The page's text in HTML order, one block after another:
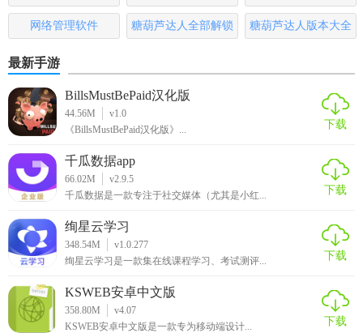
大全
排行榜
网络管理软件
糖葫芦达人全部解锁
糖葫芦达人版本大全
最新手游
BillsMustBePaid汉化版
44.56M
v1.0
《BillsMustBePaid汉化版》...
下载
千瓜数据app
66.02M
v2.9.5
千瓜数据是一款专注于社交媒体（尤其是小红...
下载
绚星云学习
348.54M
v1.0.277
绚星云学习是一款集在线课程学习、考试测评...
下载
KSWEB安卓中文版
358.80M
v4.07
KSWEB安卓中文版是一款专为移动端设计...
下载